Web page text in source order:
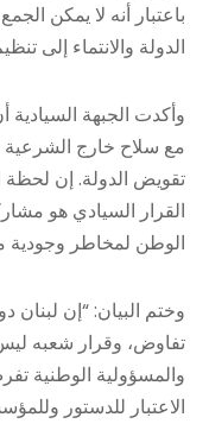
باعتبار أنه لا يمكن
الدولة والانتماء إلى
وأكدت الجبهة
مع سلاح خارج الشرعية
تقويض الدولة. إن
القرار السيادي هو
الوطن لمخاطر وجودية
وختم البيان: “إن
تفاوض، وقرار شعبه
والمسؤولية الوطنية
الاعتبار للدستور